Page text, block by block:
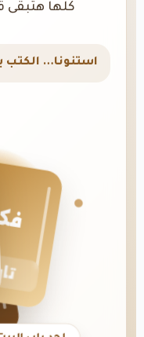
كلها
استنونا… الكتب